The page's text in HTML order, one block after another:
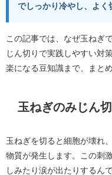
でしっかり冷やし、よく
この記事では、なぜ玉ねぎ
じん切りで実践しやすい対
楽になる豆知識まで、まと
玉ねぎのみじん
玉ねぎを切ると細胞が壊れ
物質が発生します。この刺
しみたり涙が出たりするん